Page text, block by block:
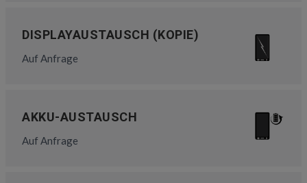
DISPLAYAUSTAUSCH (KOPIE)
Auf Anfrage
AKKU-AUSTAUSCH
Auf Anfrage